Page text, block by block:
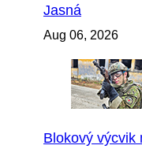
Jasná
Aug 06, 2026
Blokový výcvik